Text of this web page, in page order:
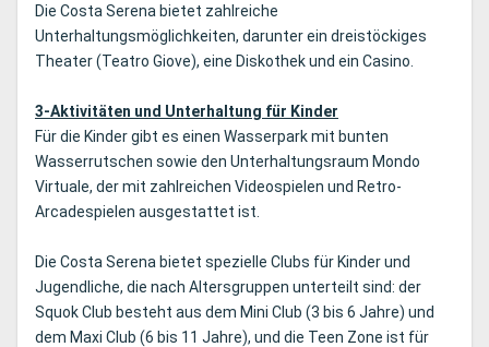
Die Costa Serena bietet zahlreiche
Unterhaltungsmöglichkeiten, darunter ein dreistöckiges
Theater (Teatro Giove), eine Diskothek und ein Casino.
3-Aktivitäten und Unterhaltung für Kinder
Für die Kinder gibt es einen Wasserpark mit bunten
Wasserrutschen sowie den Unterhaltungsraum Mondo
Virtuale, der mit zahlreichen Videospielen und Retro-
Arcadespielen ausgestattet ist.
Die Costa Serena bietet spezielle Clubs für Kinder und
Jugendliche, die nach Altersgruppen unterteilt sind: der
Squok Club besteht aus dem Mini Club (3 bis 6 Jahre) und
dem Maxi Club (6 bis 11 Jahre), und die Teen Zone ist für